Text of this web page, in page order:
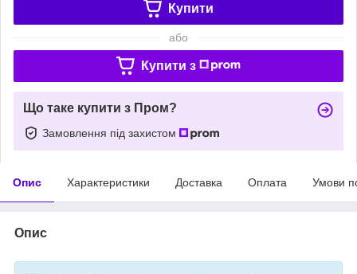
Купити
або
Купити з
Що таке купити з Пром?
Замовлення під захистом
Опис Характеристики Доставка Оплата Умови
Опис